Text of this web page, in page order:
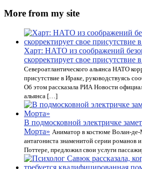
More from my site
Харт: НАТО из соображений
скорректирует свое присутствие
Североатлантического альянса НАТО
присутствие в Ираке, руководствуясь
Об этом рассказала РИА Новости
альянса […]
В подмосковной электричке
Морта» Аниматор в костюме Волан-де-
антагониста знаменитой серии романов
Поттере, предложил свои услуги